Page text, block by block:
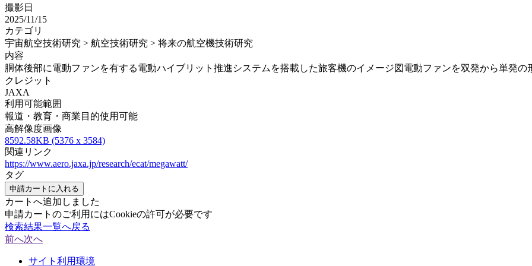
撮影日
2025/11/15
カテゴリ
宇宙航空技術研究 > 航空技術研究 > 将来の航空機技術研究
内容
胴体後部に電動ファンを有する電動ハイブリット推進システムを搭載した旅客機のイメージ図電動ファンを双発から単発の
クレジット
JAXA
利用可能範囲
報道・教育・商業目的使用可能
高解像度画像
8592.58KB (5376 x 3584)
関連リンク
https://www.aero.jaxa.jp/research/ecat/megawatt/
タグ
申請カートに入れる
カートへ追加しました
申請カートのご利用にはCookieの許可が必要です
検索結果一覧へ戻る
前へ次へ
サイト利用環境